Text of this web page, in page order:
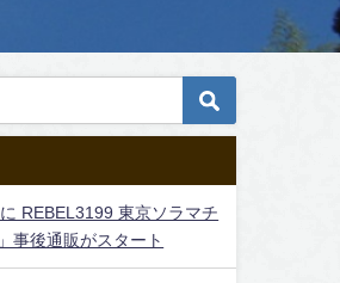
に REBEL3199 東京ソラマチ
事後通販がスタート